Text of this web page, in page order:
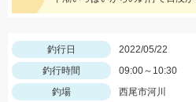
釣行日
2022/05/22
釣行時間
09:00～10:30
釣場
西尾市河川